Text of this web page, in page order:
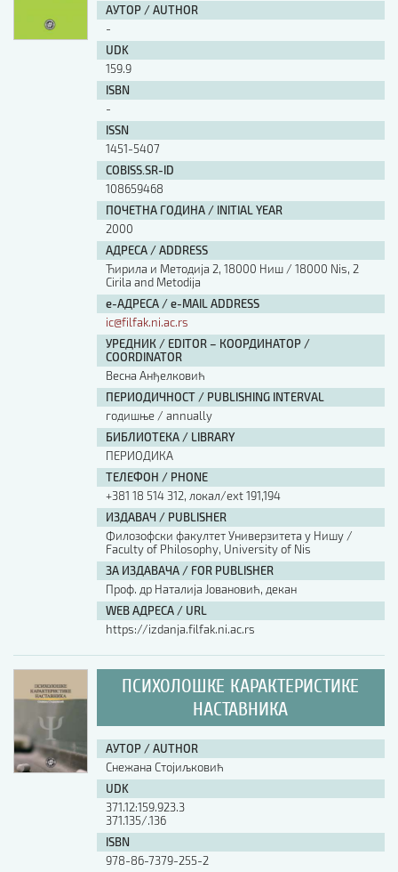
АУТОР / AUTHOR
-
UDK
159.9
ISBN
-
ISSN
1451-5407
COBISS.SR-ID
108659468
ПОЧЕТНА ГОДИНА / INITIAL YEAR
2000
АДРЕСА / ADDRESS
Ћирила и Методија 2, 18000 Ниш / 18000 Nis, 2
Cirila and Metodija
е-АДРЕСА / e-MAIL ADDRESS
ic@filfak.ni.ac.rs
УРЕДНИК / EDITOR – КООРДИНАТОР /
COORDINATOR
Весна Анђелковић
ПЕРИОДИЧНОСТ / PUBLISHING INTERVAL
годишње / annually
БИБЛИОТЕКА / LIBRARY
ПЕРИОДИКА
ТЕЛЕФОН / PHONE
+381 18 514 312, локал/ext 191,194
ИЗДАВАЧ / PUBLISHER
Филозофски факултет Универзитета у Нишу /
Faculty of Philosophy, University of Nis
ЗА ИЗДАВАЧА / FOR PUBLISHER
Проф. др Наталија Јовановић, декан
WEB АДРЕСА / URL
https://izdanja.filfak.ni.ac.rs
ПСИХОЛОШКЕ КАРАКТЕРИСТИКЕ
НАСТАВНИКА
АУТОР / AUTHOR
Снежана Стојиљковић
UDK
371.12:159.923.3
371.135/.136
ISBN
978-86-7379-255-2